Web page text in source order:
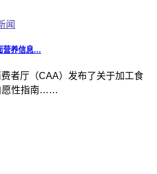
闻
营养信息…
者厅（CAA）发布了关于加工食
愿性指南……